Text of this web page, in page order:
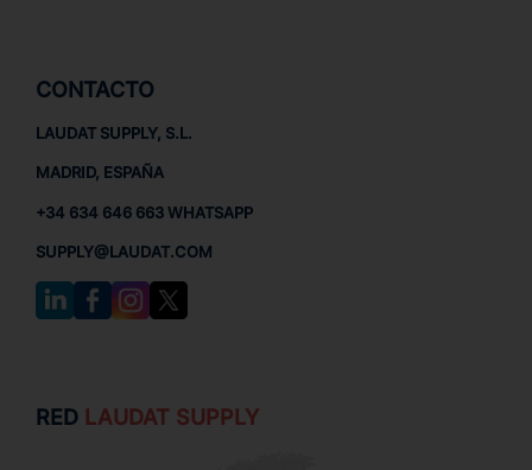
CONTACTO
LAUDAT SUPPLY, S.L.
MADRID, ESPAÑA
+34 634 646 663 WHATSAPP
SUPPLY@LAUDAT.COM
RED LAUDAT SUPPLY